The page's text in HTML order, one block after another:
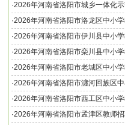
·2026年河南省洛阳市城乡一体化示
中小学教师招聘106名公告
·2026年河南省洛阳市洛龙区中小
告
·2026年河南省洛阳市伊川县中小
告
·2026年河南省洛阳市栾川县中小
告
·2026年河南省洛阳市老城区中小
告
·2026年河南省洛阳市瀍河回族区
名公告
·2026年河南省洛阳市西工区中小
告
·2026年河南省洛阳市孟津区教师